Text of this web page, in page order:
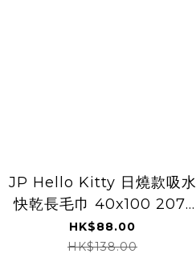
JP Hello Kitty 日燒款吸水
快乾長毛巾 40x100 2071
TK260806
HK$88.00
HK$138.00